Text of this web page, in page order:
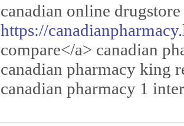
canadian online
https://
compare</a> canadian
canadian pharmacy king
canadian pharmacy 1